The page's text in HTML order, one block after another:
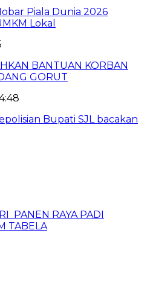
Piala Dunia 2026
Lokal
BANTUAN KORBAN
GORUT
Bupati SJL bacakan
PANEN RAYA PADI
TABELA